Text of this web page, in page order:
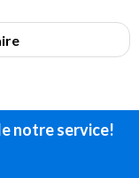
notre service!